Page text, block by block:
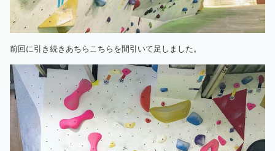
前回に引き続きあちらこちらを間引いて足しました。